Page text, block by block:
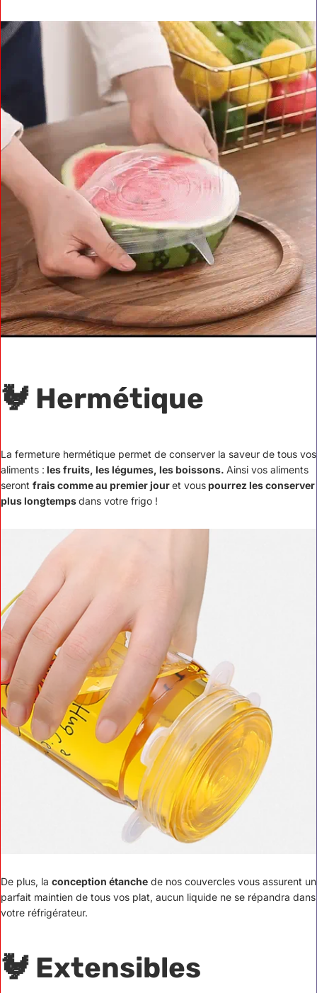
🐓 Hermétique
La fermeture hermétique permet de conserver la saveur de tous vos
aliments : les fruits, les légumes, les boissons. Ainsi vos aliments
seront frais comme au premier jouret vouspourrez les conserver
plus longtempsdans votre frigo !
De plus, la conception étanche de nos couvercles vous assurent un
parfait maintien de tous vos plat, aucun liquide ne se répandra dans
votre réfrigérateur.
🐓 Extensibles